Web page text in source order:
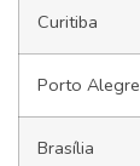
Curitiba
Porto Alegre
Brasília